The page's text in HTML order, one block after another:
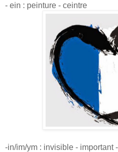
- ein : peinture - ceintre
-in/im/ym : invisible - important